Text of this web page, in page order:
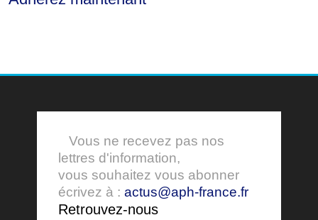
Vous ne recevez pas nos
lettres d'information,
vous souhaitez vous abonner
écrivez à : actus@aph-france.fr
Retrouvez-nous